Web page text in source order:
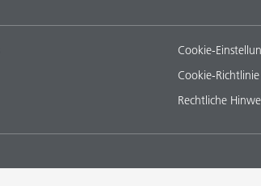
Cookie-
Cookie-Richtlinie
Rechtliche